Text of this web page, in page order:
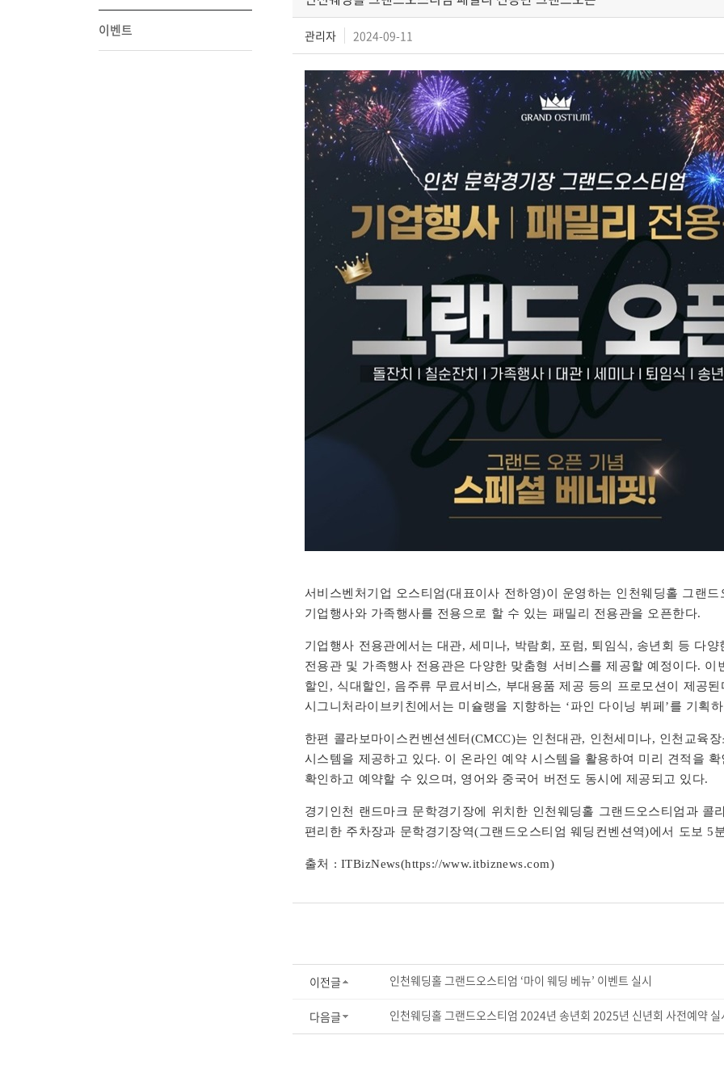
이벤트 관리자 2024-09-11
서비스벤처기업 오스티엄(대표이사 전하영)이 운영하는 인천웨딩홀 그랜
기업행사와 가족행사를 전용으로 할 수 있는 패밀리 전용관을 오픈한다.
기업행사 전용관에서는 대관, 세미나, 박람회, 포럼, 퇴임식, 송년회 등 다
전용관 및 가족행사 전용관은 다양한 맞춤형 서비스를 제공할 예정이다.
할인, 식대할인, 음주류 무료서비스, 부대용품 제공 등의 프로모션이 제공
시그니처라이브키친에서는 미슐랭을 지향하는 ‘파인 다이닝 뷔페’를 기획
한편 콜라보마이스컨벤션센터(CMCC)는 인천대관, 인천세미나, 인천교육
시스템을 제공하고 있다. 이 온라인 예약 시스템을 활용하여 미리 견적을
확인하고 예약할 수 있으며, 영어와 중국어 버전도 동시에 제공되고 있다.
경기인천 랜드마크 문학경기장에 위치한 인천웨딩홀 그랜드오스티엄과 콜
편리한 주차장과 문학경기장역(그랜드오스티엄 웨딩컨벤션역)에서 도보 5
출처 : ITBizNews(https://www.itbiznews.com)
이전글 인천웨딩홀 그랜드오스티엄 ‘마이 웨딩 베뉴’ 이벤트 실시
다음글 인천웨딩홀 그랜드오스티엄 2024년 송년회 2025년 신년회 사전예약 실